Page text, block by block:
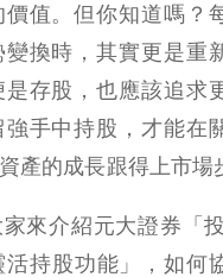
值。但你知道嗎？
換時，其實更是重
存股，也應該追求
手中持股，才能在
產的成長跟得上市場
來介紹元大證券 「
活持股功能」，如何